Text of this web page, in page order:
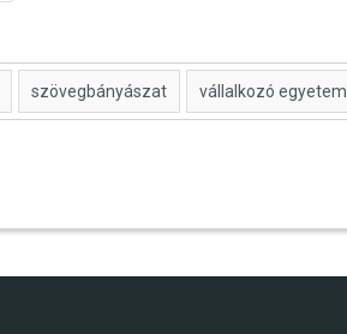
szövegbányászat vállalkozó egyetem